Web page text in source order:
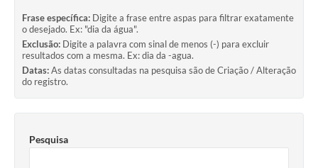
Frase específica: Digite a frase entre aspas para filtrar exatamente
o desejado. Ex: "dia da água".
Exclusão: Digite a palavra com sinal de menos (-) para excluir
resultados com a mesma. Ex: dia da -agua.
Datas:As datas consultadas na pesquisa são de Criação / Alteração
do registro.
Pesquisa